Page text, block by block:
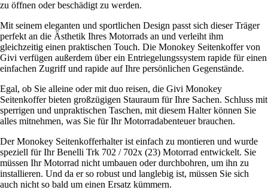
zu öffnen oder beschädigt zu werden.
Mit seinem eleganten und sportlichen Design passt sich dieser Träger
perfekt an die Ästhetik Ihres Motorrads an und verleiht ihm
gleichzeitig einen praktischen Touch. Die Monokey Seitenkoffer von
Givi verfügen außerdem über ein Entriegelungssystem rapide für einen
einfachen Zugriff und rapide auf Ihre persönlichen Gegenstände.
Egal, ob Sie alleine oder mit duo reisen, die Givi Monokey
Seitenkoffer bieten großzügigen Stauraum für Ihre Sachen. Schluss mit
sperrigen und unpraktischen Taschen, mit diesem Halter können Sie
alles mitnehmen, was Sie für Ihr Motorradabenteuer brauchen.
Der Monokey Seitenkofferhalter ist einfach zu montieren und wurde
speziell für Ihr Benelli Trk 702 / 702x (23) Motorrad entwickelt. Sie
müssen Ihr Motorrad nicht umbauen oder durchbohren, um ihn zu
installieren. Und da er so robust und langlebig ist, müssen Sie sich
auch nicht so bald um einen Ersatz kümmern.